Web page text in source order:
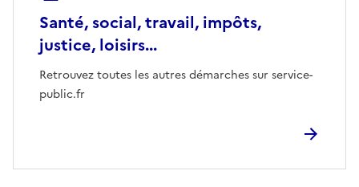
Santé, social, travail, impôts,
justice, loisirs...
Retrouvez toutes les autres démarches sur service-
public.fr